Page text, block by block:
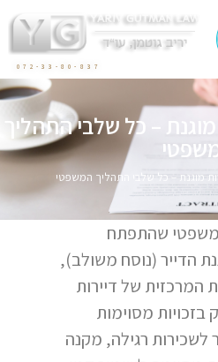
072-33-80-837
מוגנת – כל שלבי התהליך
מוגנת – כל שלבי התהליך המשפטי
משפטי שהתפתח
הדייר (נוסח משולב),
המרכזית של דיירות
בזכויות מסוימות
רגילה, מקנה